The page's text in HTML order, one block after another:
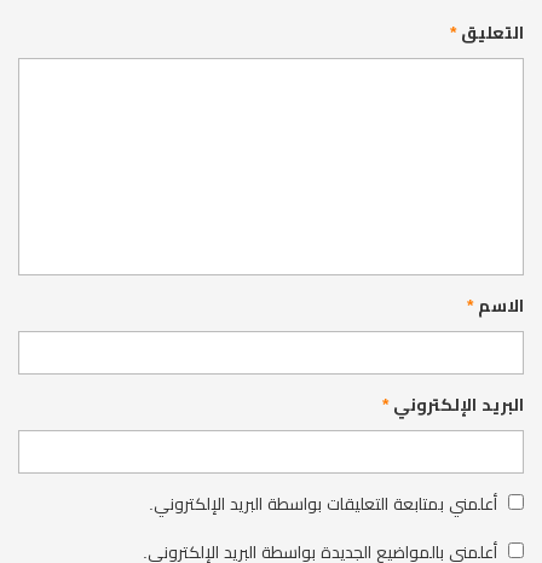
التعليق*
الاسم*
البريد الإلكتروني*
أعلمني بمتابعة التعليقات بواسطة البريد الإلكتروني.
أعلمني بالمواضيع الجديدة بواسطة البريد الإلكتروني.